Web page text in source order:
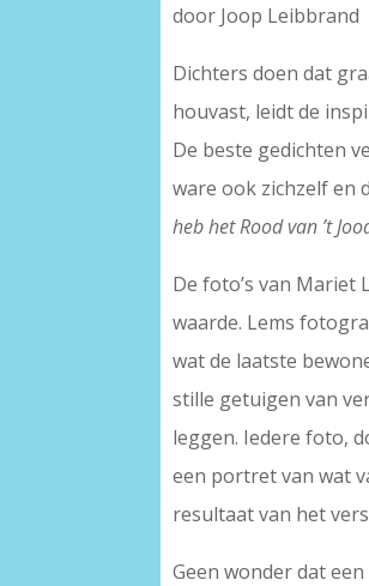
door Joop Leibbrand
Dichters doen dat
houvast, leidt de
De beste gedichten
ware ook zichzelf en
heb het Rood van ’t
De foto’s van Mariet
waarde. Lems
wat de laatste
stille getuigen van
leggen. Iedere foto,
een portret van wat
resultaat van het
Geen wonder dat